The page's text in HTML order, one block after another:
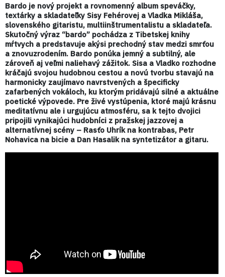
Bardo je nový projekt a rovnomenný album speváčky,
textárky a skladateľky Sisy Fehérovej a Vladka Mikláša,
slovenského gitaristu, multiinštrumentalistu a skladateľa.
Skutočný výraz “bardo” pochádza z Tibetskej knihy
mŕtvych a predstavuje akýsi prechodný stav medzi smrťou
a znovuzrodením. Bardo ponúka jemný a subtilný, ale
zároveň aj veľmi naliehavý zážitok. Sisa a Vladko rozhodne
kráčajú svojou hudobnou cestou a novú tvorbu stavajú na
harmonicky zaujímavo navrstvených a špecificky
zafarbených vokáloch, ku ktorým pridávajú silné a aktuálne
poetické výpovede. Pre živé vystúpenia, ktoré majú krásnu
meditatívnu ale i urgujúcu atmosféru, sa k tejto dvojici
pripojili vynikajúci hudobníci z pražskej jazzovej a
alternatívnej scény – Rasťo Uhrík na kontrabas, Petr
Nohavica na bicie a Dan Hasalik na syntetizátor a gitaru.